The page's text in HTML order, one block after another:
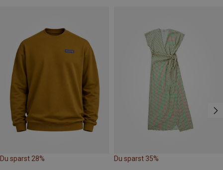
Du sparst 28% Du sparst 35%